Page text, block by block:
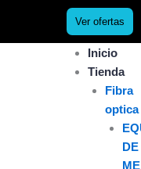
Ver ofertas
Inicio
Tienda
Fibra
optica
DE